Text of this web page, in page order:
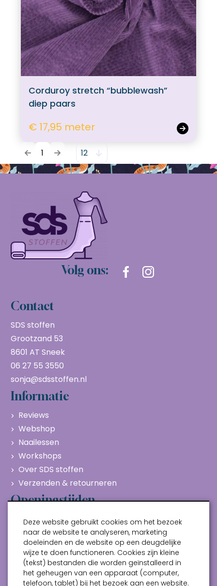
Corduroy stretch “bubblewash”
diep paars
€ 17,95 meter
1
Volg ons:
Contact
SDS stoffen
Grootzand 53
8601 AT Sneek
06 27 55 3550
sonja@sdsstoffen.nl
Informatie
Reviews
Webshop
Naailessen
Workshops
Over SDS stoffen
Verzenden & retourneren
Openingstijden
Maandag
Gesloten
Dinsdag
10:00 - 17:00
Woensdag
10:00 - 17:00
Donderdag
10:00 - 17:00
Vrijdag
10:00 - 17:00
Deze website gebruikt cookies om het bezoek
naar de website te analyseren, marketing
doeleinden en de website op een deugdelijke
wijze te doen functioneren. Cookies zijn kleine
(tekst) bestanden die worden geïnstalleerd in
het geheugen van een apparaat (computer,
telefoon, tablet) bij het bezoek aan een website.